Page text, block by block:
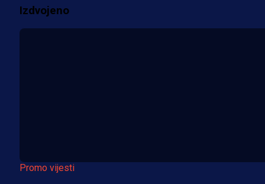
Više vijesti
Izdvojeno
Promo vijesti